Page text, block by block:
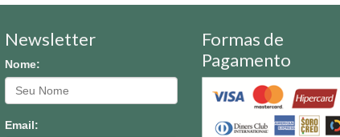
Newsletter
Nome:
Email:
Formas de
Pagamento